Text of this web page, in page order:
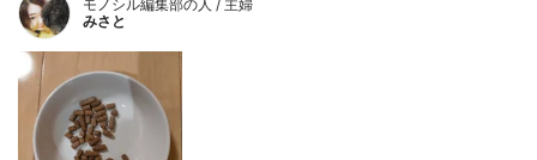
モノシル編集部の人 / 主婦
みさと